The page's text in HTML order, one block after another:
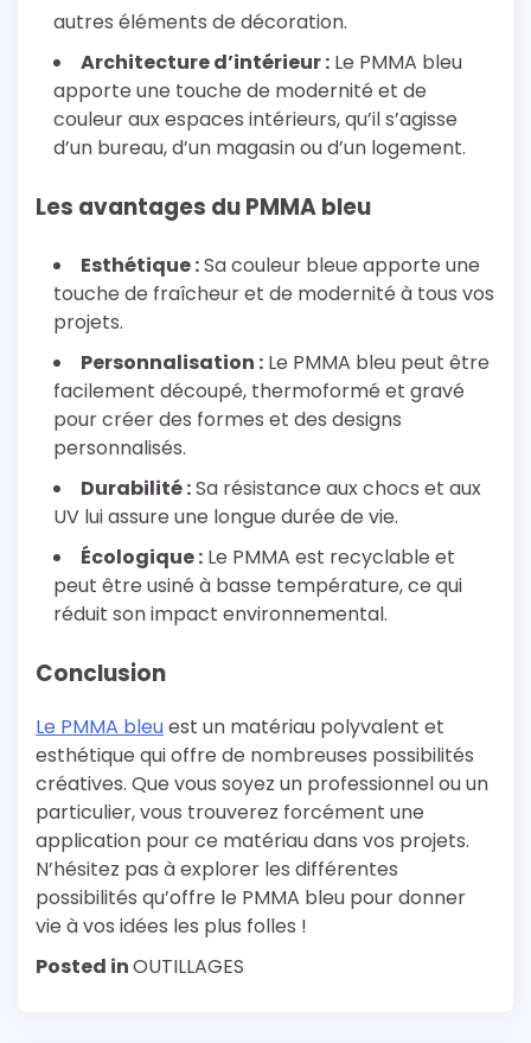
autres éléments de décoration.
Architecture d’intérieur : Le PMMA bleu
apporte une touche de modernité et de
couleur aux espaces intérieurs, qu’il s’agisse
d’un bureau, d’un magasin ou d’un logement.
Les avantages du PMMA bleu
Esthétique :Sa couleur bleue apporte une
touche de fraîcheur et de modernité à tous vos
projets.
Personnalisation : Le PMMA bleu peut être
facilement découpé, thermoformé et gravé
pour créer des formes et des designs
personnalisés.
Durabilité :Sa résistance aux chocs et aux
UV lui assure une longue durée de vie.
Écologique : Le PMMA est recyclable et
peut être usiné à basse température, ce qui
réduit son impact environnemental.
Conclusion
Le PMMA bleuest un matériau polyvalent et
esthétique qui offre de nombreuses possibilités
créatives. Que vous soyez un professionnel ou un
particulier, vous trouverez forcément une
application pour ce matériau dans vos projets.
N’hésitez pas à explorer les différentes
possibilités qu’offre le PMMA bleu pour donner
vie à vos idées les plus folles !
Posted inOUTILLAGES